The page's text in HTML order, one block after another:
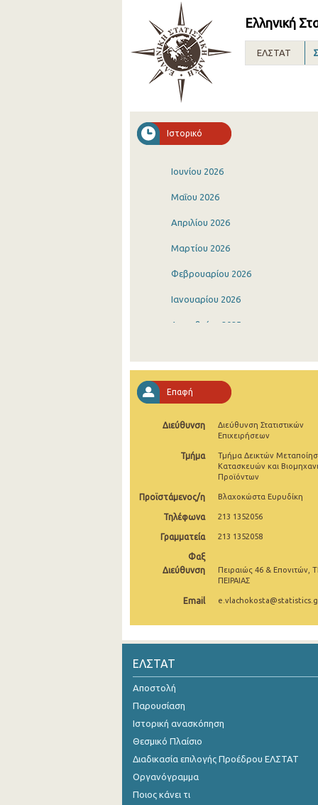
Ελληνική
ΕΛΣΤΑΤ
Ιστορικό
Ιουνίου 2026
Μαΐου 2026
Απριλίου 2026
Μαρτίου 2026
Φεβρουαρίου 2026
Ιανουαρίου 2026
Δεκεμβρίου 2025
Σεπτεμβρίου 2025
Αυγούστου 2025
Ιουλίου 2025
Ιουνίου 2025
Μαΐου 2025
Μαρτίου 2025
Φεβρουαρίου 2025
Ιανουαρίου 2025
Νοεμβρίου 2024
Οκτωβρίου 2024
Σεπτεμβρίου 2024
Ιουλίου 2024
Επαφή
Διεύθυνση
Διεύθυνση Στατιστικών
Επιχειρήσεων
Τμήμα
Τμήμα Δεικτών
Κατασκευών και
Προϊόντων
Προϊστάμενος/η Βλαχοκώστα Ευρυδίκη
Τηλέφωνα 213 1352056
Γραμματεία 213 1352058
Φαξ
Διεύθυνση
Πειραιώς 46 & Επονιτών,
ΠΕΙΡΑΙΑΣ
Email
ΕΛΣΤΑΤ
Αποστολή
Παρουσίαση
Ιστορική ανασκόπηση
Θεσμικό Πλαίσιο
Διαδικασία επιλογής Προέδρου ΕΛΣΤΑΤ
Οργανόγραμμα
Ποιος κάνει τι